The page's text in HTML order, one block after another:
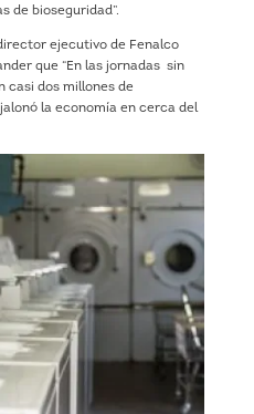
de bioseguridad”.
ejecutivo de Fenalco
que “En las jornadas sin
casi dos millones de
la economía en cerca del